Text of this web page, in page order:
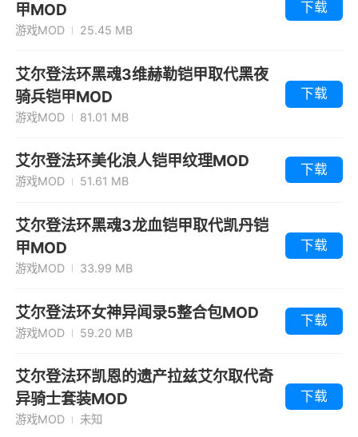
甲MOD
游戏MOD 25.45 MB
下载
艾尔登法环黑魂3维赫勒铠甲取代黑夜
骑兵铠甲MOD
游戏MOD 81.01 MB
下载
艾尔登法环美化浪人铠甲纹理MOD
游戏MOD 51.61 MB
下载
艾尔登法环黑魂3龙血铠甲取代凯丹铠
甲MOD
游戏MOD 33.99 MB
下载
艾尔登法环女神异闻录5整合包MOD
游戏MOD 59.20 MB
下载
艾尔登法环凯恩的遗产拉兹艾尔取代奇
异骑士套装MOD
游戏MOD 未知
下载